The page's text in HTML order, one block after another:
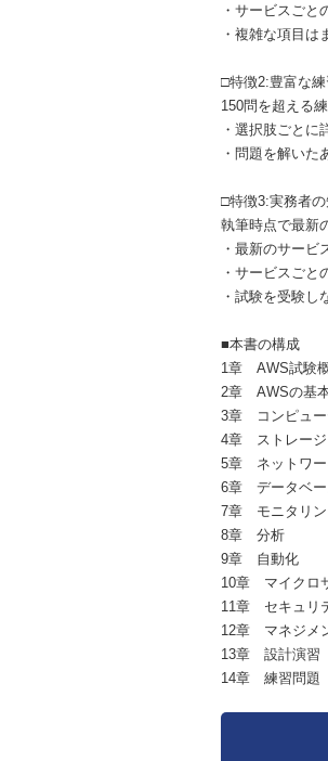
・サービスごと
・複雑な項目は
□特徴2:豊富な
150問を超える
・選択肢ごとに
・問題を解いた
□特徴3:実務者
執筆時点で最新
・最新のサービ
・サービスごと
・試験を受験し
■本書の構成
1章 AWS試験
2章 AWSの基
3章 コンピュー
4章 ストレージ
5章 ネットワー
6章 データベー
7章 モニタリン
8章 分析
9章 自動化
10章 マイクロ
11章 セキュリ
12章 マネジメ
13章 設計演習
14章 練習問題